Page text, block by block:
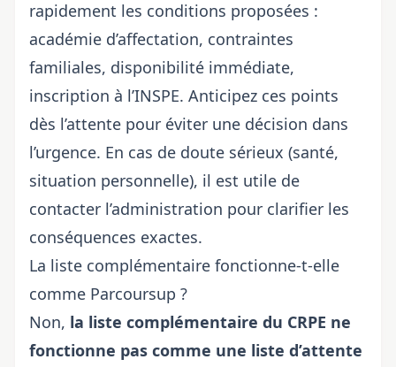
rapidement les conditions proposées :
académie d’affectation, contraintes
familiales, disponibilité immédiate,
inscription à l’INSPE. Anticipez ces points
dès l’attente pour éviter une décision dans
l’urgence. En cas de doute sérieux (santé,
situation personnelle), il est utile de
contacter l’administration pour clarifier les
conséquences exactes.
La liste complémentaire fonctionne-t-elle
comme Parcoursup ?
Non, la liste complémentaire du CRPE ne
fonctionne pas comme une liste d’attente